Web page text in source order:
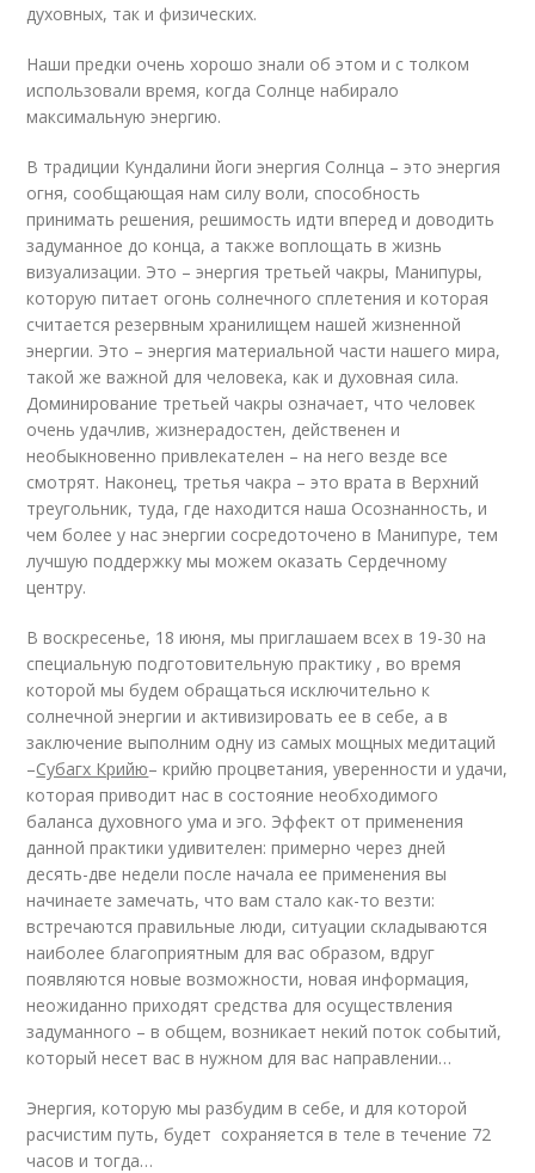
духовных, так и физических.
Наши предки очень хорошо знали об этом и с толком
использовали время, когда Солнце набирало
максимальную энергию.
В традиции Кундалини йоги энергия Солнца – это энергия
огня, сообщающая нам силу воли, способность
принимать решения, решимость идти вперед и доводить
задуманное до конца, а также воплощать в жизнь
визуализации. Это – энергия третьей чакры, Манипуры,
которую питает огонь солнечного сплетения и которая
считается резервным хранилищем нашей жизненной
энергии. Это – энергия материальной части нашего мира,
такой же важной для человека, как и духовная сила.
Доминирование третьей чакры означает, что человек
очень удачлив, жизнерадостен, действенен и
необыкновенно привлекателен – на него везде все
смотрят. Наконец, третья чакра – это врата в Верхний
треугольник, туда, где находится наша Осознанность, и
чем более у нас энергии сосредоточено в Манипуре, тем
лучшую поддержку мы можем оказать Сердечному
центру.
В воскресенье, 18 июня, мы приглашаем всех в 19-30 на
специальную подготовительную практику , во время
которой мы будем обращаться исключительно к
солнечной энергии и активизировать ее в себе, а в
заключение выполним одну из самых мощных медитаций
–Субагх Крийю– крийю процветания, уверенности и удачи,
которая приводит нас в состояние необходимого
баланса духовного ума и эго. Эффект от применения
данной практики удивителен: примерно через дней
десять-две недели после начала ее применения вы
начинаете замечать, что вам стало как-то везти:
встречаются правильные люди, ситуации складываются
наиболее благоприятным для вас образом, вдруг
появляются новые возможности, новая информация,
неожиданно приходят средства для осуществления
задуманного – в общем, возникает некий поток событий,
который несет вас в нужном для вас направлении…
Энергия, которую мы разбудим в себе, и для которой
расчистим путь, будет сохраняется в теле в течение 72
часов и тогда…